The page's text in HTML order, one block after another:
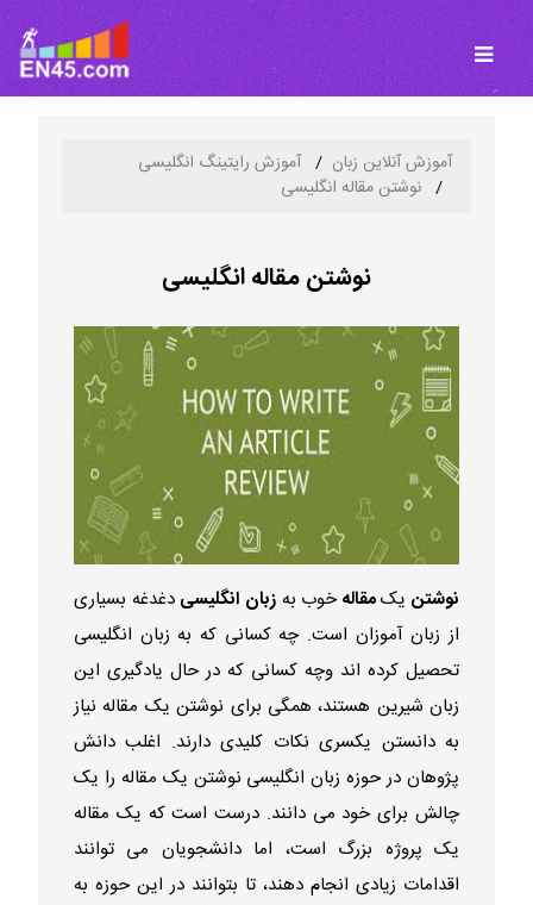
آموزش آنلاین زبان
آموزش رایتینگ انگلیسی
نوشتن مقاله انگلیسی
نوشتن مقاله انگلیسی
نوشتنیکمقالهخوب بهزبان انگلیسی دغدغه بسیاری
از زبان آموزان است. چه کسانی که به زبان انگلیسی
تحصیل کرده اند وچه کسانی که در حال یادگیری این
زبان شیرین هستند، همگی برای نوشتن یک مقاله نیاز
به دانستن یکسری نکات کلیدی دارند. اغلب دانش
پژوهان در حوزه زبان انگلیسی نوشتن یک مقاله را یک
چالش برای خود می دانند. درست است که یک مقاله
یک پروژه بزرگ است، اما دانشجویان می توانند
اقدامات زیادی انجام دهند، تا بتوانند در این حوزه به